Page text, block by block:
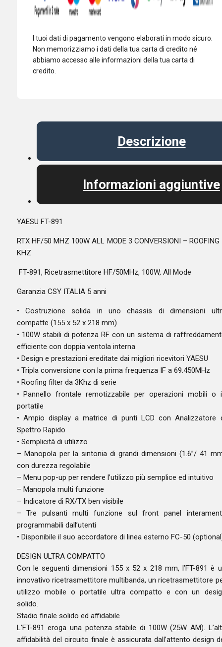
ROOFING
I tuoi dati di pagamento vengono elaborati in modo sicuro.
Non memorizziamo i dati della tua carta di credito né
abbiamo accesso alle informazioni della tua carta di
credito.
Descrizione
Informazioni aggiuntive
YAESU FT-891
RTX HF/50 MHZ 100W ALL MODE 3 CONVERSIONI – ROOFING
KHZ
FT-891, Ricetrasmettitore HF/50MHz, 100W, All Mode
Garanzia CSY ITALIA 5 anni
• Costruzione solida in uno chassis di dimensioni
compatte (155 x 52 x 218 mm)
• 100W stabili di potenza RF con un sistema di
efficiente con doppia ventola interna
• Design e prestazioni ereditate dai migliori ricevitori YAESU
• Tripla conversione con la prima frequenza IF a 69.450MHz
• Roofing filter da 3Khz di serie
• Pannello frontale remotizzabile per operazioni mobili o
portatile
• Ampio display a matrice di punti LCD con Analizzatore
Spettro Rapido
• Semplicità di utilizzo
– Manopola per la sintonia di grandi dimensioni (1.6”/ 41
con durezza regolabile
– Menu pop-up per rendere l’utilizzo più semplice ed intuitivo
– Manopola multi funzione
– Indicatore di RX/TX ben visibile
– Tre pulsanti multi funzione sul front panel
programmabili dall’utenti
• Disponibile il suo accordatore di linea esterno FC-50
DESIGN ULTRA COMPATTO
Con le seguenti dimensioni 155 x 52 x 218 mm, l’FT-891 è
innovativo ricetrasmettitore multibanda, un ricetrasmettitore
utilizzo mobile o portatile ultra compatto e con un
solido.
Stadio finale solido ed affidabile
L’FT-891 eroga una potenza stabile di 100W (25W AM).
affidabilità del circuito finale è assicurata dall’attento design